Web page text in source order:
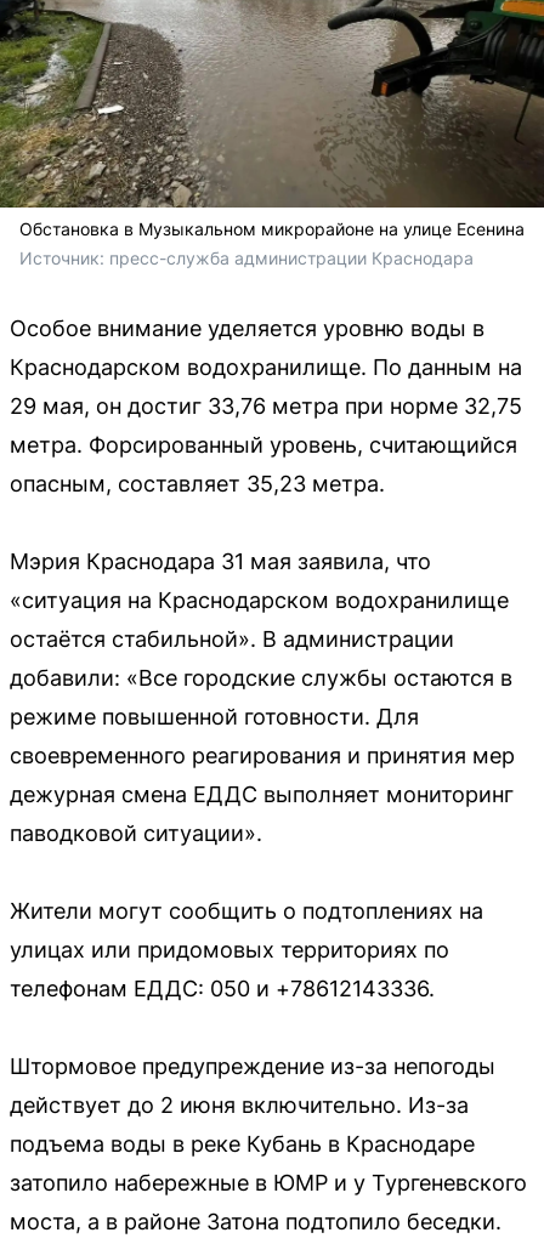
Обстановка в Музыкальном микрорайоне на улице Есенина
Источник: пресс-служба администрации Краснодара
Особое внимание уделяется уровню воды в
Краснодарском водохранилище. По данным на
29 мая, он достиг 33,76 метра при норме 32,75
метра. Форсированный уровень, считающийся
опасным, составляет 35,23 метра.
Мэрия Краснодара 31 мая заявила, что
«ситуация на Краснодарском водохранилище
остаётся стабильной». В администрации
добавили: «Все городские службы остаются в
режиме повышенной готовности. Для
своевременного реагирования и принятия мер
дежурная смена ЕДДС выполняет мониторинг
паводковой ситуации».
Жители могут сообщить о подтоплениях на
улицах или придомовых территориях по
телефонам ЕДДС: 050 и +78612143336.
Штормовое предупреждение из-за непогоды
действует до 2 июня включительно. Из-за
подъема воды в реке Кубань в Краснодаре
затопило набережные в ЮМР и у Тургеневского
моста, а в районе Затона подтопило беседки.